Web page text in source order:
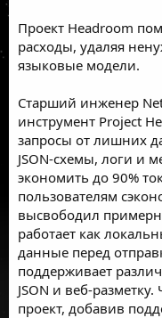
Проект Headroom
расходы, удаляя
языковые модели.
Старший инженер
инструмент Project
запросы от лишних
JSON-схемы, логи и
экономить до 90%
пользователям
высвободил
работает как
данные перед
поддерживает
JSON и веб-
проект, добавив